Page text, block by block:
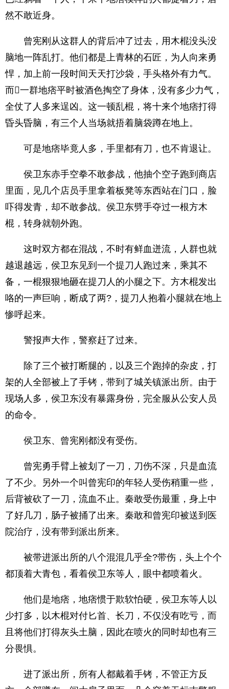
然不敢近身。
曾宪刚从这群人的背后冲了过去，用木棍没头没
脑地一阵乱打。他们都是上青林的石匠，为人向来勇
悍，加上前一段时间天天打沙袋，手头格外有力气。
而一群地痞平时被酒色掏空了身体，没有多少力气，
全仗了人多来逞凶。这一顿乱棍，将十来个地痞打得
昏头昏脑，有三个人当场就捂着脑袋蹲在地上。
可是地痞毕竟人多，手里都有刀，也不肯退让。
侯卫东赤手空拳不敢参战，他抽个空子跑到商店
里面，见几个店员手里拿着板凳等东西站在门口，脸
吓得发青，却不敢参战。侯卫东劈手夺过一根方木
棍，转身就朝外跑。
这时双方都在混战，不时有鲜血迸流，人群也就
越退越远，侯卫东见到一个提刀人跑过来，乘其不
备，一棍狠狠地砸在提刀人的小腿之下。方木棍发出
咯的一声巨响，断成了两?，提刀人抱着小腿就在地上
惨呼起来。
警报声大作，警察赶了过来。
除了三个被打断腿的，以及三个跑掉的杂皮，打
架的人全部被上了手铐，带到了城关镇派出所。由于
现场人多，侯卫东没有暴露身份，完全服从公安人员
的命令。
侯卫东、曾宪刚都没有受伤。
曾宪勇手臂上被划了一刀，刀伤不深，只是血流
了不少。另外一个叫曾宪印的年轻人受伤稍重一些，
后背被砍了一刀，流血不止。秦敢受伤最重，身上中
了好几刀，肠子被捅了出来。秦敢和曾宪印被送到医
院治疗，没有带到派出所来。
被带进派出所的八个混混几乎全?带伤，头上个个
都顶着大青包，看着侯卫东等人，眼中都喷着火。
他们是地痞，地痞惯于欺软怕硬，侯卫东等人以
少打多，以木棍对付匕首、长刀，不仅没有吃亏，而
且将他们打得灰头土脑，因此在喷火的同时却也有三
分畏惧。
进了派出所，所有人都戴着手铐，不管正方反